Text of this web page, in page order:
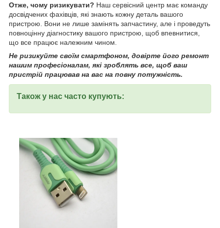
Отже, чому ризикувати? Наш сервісний центр має команду
досвідчених фахівців, які знають кожну деталь вашого
пристрою. Вони не лише замінять запчастину, але і проведуть
повноцінну діагностику вашого пристрою, щоб впевнитися,
що все працює належним чином.
Не ризикуйте своїм смартфоном, довірте його ремонт
нашим професіоналам, які зроблять все, щоб ваш
пристрій працював на вас на повну потужність.
Також у нас часто купують: